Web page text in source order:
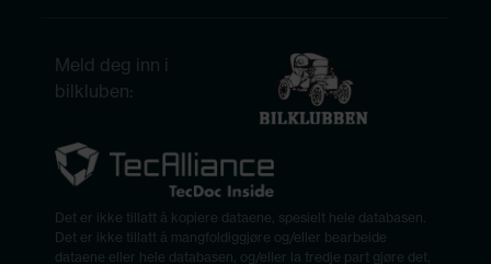
Meld deg inn i
bilkluben:
Det er ikke tillatt å kopiere dataene, spesielt hele databasen.
Det er ikke tillatt å mangfoldiggjøre og/eller bearbeide
dataene eller hele databasen, og/eller la tredje part gjøre det,